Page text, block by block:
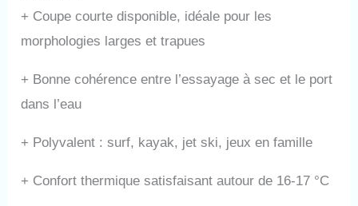
+ Coupe courte disponible, idéale pour les
morphologies larges et trapues
+ Bonne cohérence entre l’essayage à sec et le port
dans l’eau
+ Polyvalent : surf, kayak, jet ski, jeux en famille
+ Confort thermique satisfaisant autour de 16-17 °C